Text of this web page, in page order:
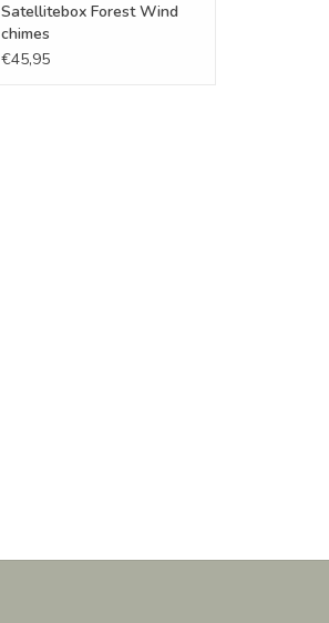
Satellitebox Forest Wind
chimes
€45,95